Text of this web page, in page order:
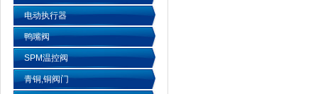
电动执行器
鸭嘴阀
SPM温控阀
青铜,铜阀门